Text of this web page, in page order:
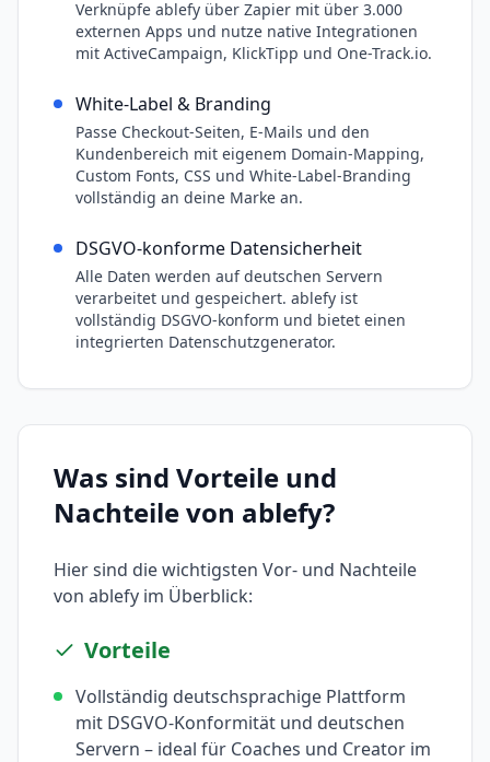
Verknüpfe ablefy über Zapier mit über 3.000
externen Apps und nutze native Integrationen
mit ActiveCampaign, KlickTipp und One-Track.io.
White-Label & Branding
Passe Checkout-Seiten, E-Mails und den
Kundenbereich mit eigenem Domain-Mapping,
Custom Fonts, CSS und White-Label-Branding
vollständig an deine Marke an.
DSGVO-konforme Datensicherheit
Alle Daten werden auf deutschen Servern
verarbeitet und gespeichert. ablefy ist
vollständig DSGVO-konform und bietet einen
integrierten Datenschutzgenerator.
Was sind Vorteile und
Nachteile von ablefy?
Hier sind die wichtigsten Vor- und Nachteile
von ablefy im Überblick:
Vorteile
Vollständig deutschsprachige Plattform
mit DSGVO-Konformität und deutschen
Servern – ideal für Coaches und Creator im